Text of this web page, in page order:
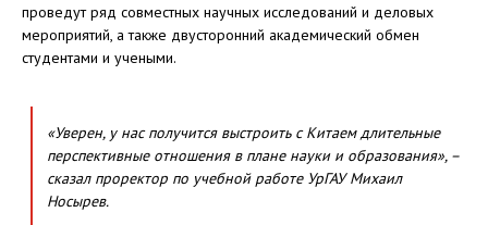
проведут ряд совместных научных исследований и деловых
мероприятий, а также двусторонний академический обмен
студентами и учеными.
«Уверен, у нас получится выстроить с Китаем длительные
перспективные отношения в плане науки и образования», –
сказал проректор по учебной работе УрГАУ Михаил
Носырев.